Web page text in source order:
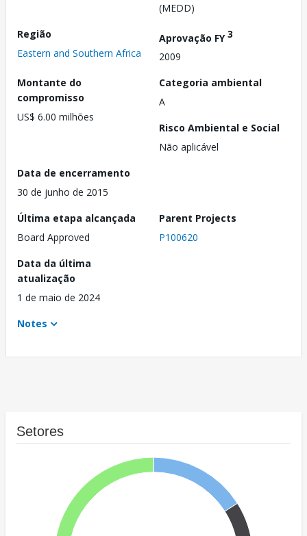
(MEDD)
Região
Eastern and Southern Africa
Aprovação FY3
2009
Montante do
compromisso
US$ 6.00 milhões
Categoria ambiental
A
Risco Ambiental e Social
Não aplicável
Data de encerramento
30 de junho de 2015
Última etapa alcançada
Board Approved
Parent Projects
P100620
Data da última
atualização
1 de maio de 2024
Notes
Setores